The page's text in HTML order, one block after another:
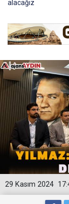
alacağız
29 Kasım 2024